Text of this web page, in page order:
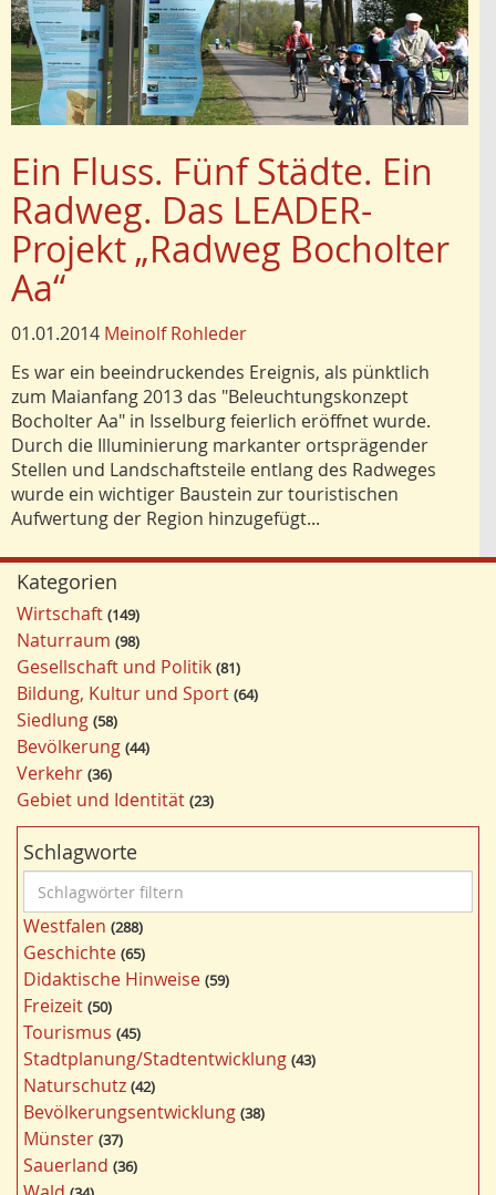
Ein Fluss. Fünf Städte. Ein
Radweg. Das LEADER-
Projekt „Radweg Bocholter
Aa“
01.01.2014 Meinolf Rohleder
Es war ein beeindruckendes Ereignis, als pünktlich
zum Maianfang 2013 das "Beleuchtungskonzept
Bocholter Aa" in Isselburg feierlich eröffnet wurde.
Durch die Illuminierung markanter ortsprägender
Stellen und Landschaftsteile entlang des Radweges
wurde ein wichtiger Baustein zur touristischen
Aufwertung der Region hinzugefügt...
Kategorien
Wirtschaft 149
Naturraum 98
Gesellschaft und Politik 81
Bildung, Kultur und Sport 64
Siedlung 58
Bevölkerung 44
Verkehr 36
Gebiet und Identität 23
Schlagworte
c
h
l
a
g
w
ö
r
t
e
r
Westfalen 288
Geschichte 65
Didaktische Hinweise 59
Freizeit 50
Tourismus 45
Stadtplanung/Stadtentwicklung 43
Naturschutz 42
Bevölkerungsentwicklung 38
Münster 37
Sauerland 36